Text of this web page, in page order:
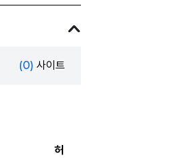
(0) 사이트
허